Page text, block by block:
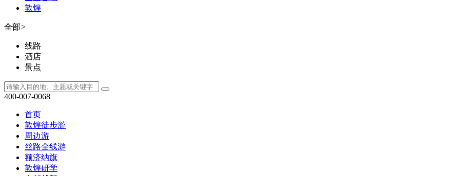
线路
景点
400-007-0068
首页
敦煌徒步游
周边游
额济纳旗
敦煌研学
自驾越野
景点门票
团建定制游
甘肃特产